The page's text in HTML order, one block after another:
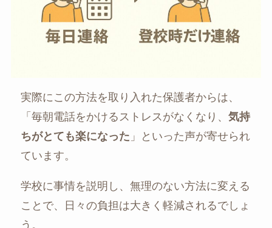
実際にこの方法を取り入れた保護者からは、
「毎朝電話をかけるストレスがなくなり、気持
ちがとても楽になった 」といった声が寄せられ
ています。
学校に事情を説明し、無理のない方法に変える
ことで、日々の負担は大きく軽減されるでしょ
う。